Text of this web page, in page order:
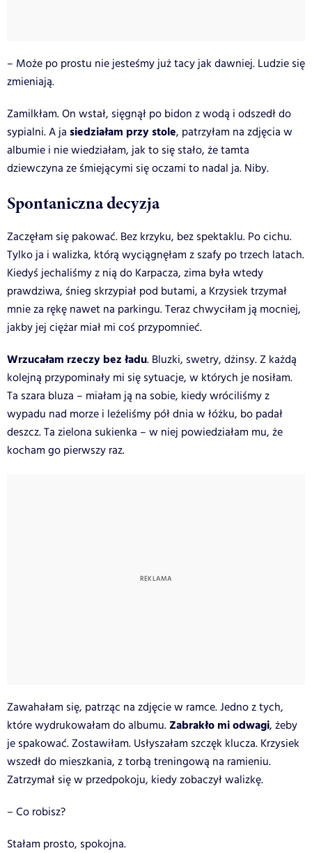
– Może po prostu nie jesteśmy już tacy jak dawniej. Ludzie się
zmieniają.
Zamilkłam. On wstał, sięgnął po bidon z wodą i odszedł do
sypialni. A ja siedziałam przy stole, patrzyłam na zdjęcia w
albumie i nie wiedziałam, jak to się stało, że tamta
dziewczyna ze śmiejącymi się oczami to nadal ja. Niby.
Spontaniczna decyzja
Zaczęłam się pakować. Bez krzyku, bez spektaklu. Po cichu.
Tylko ja i walizka, którą wyciągnęłam z szafy po trzech latach.
Kiedyś jechaliśmy z nią do Karpacza, zima była wtedy
prawdziwa, śnieg skrzypiał pod butami, a Krzysiek trzymał
mnie za rękę nawet na parkingu. Teraz chwyciłam ją mocniej,
jakby jej ciężar miał mi coś przypomnieć.
Wrzucałam rzeczy bez ładu. Bluzki, swetry, dżinsy. Z każdą
kolejną przypominały mi się sytuacje, w których je nosiłam.
Ta szara bluza – miałam ją na sobie, kiedy wróciliśmy z
wypadu nad morze i leżeliśmy pół dnia w łóżku, bo padał
deszcz. Ta zielona sukienka – w niej powiedziałam mu, że
kocham go pierwszy raz.
Zawahałam się, patrząc na zdjęcie w ramce. Jedno z tych,
które wydrukowałam do albumu. Zabrakło mi odwagi, żeby
je spakować. Zostawiłam. Usłyszałam szczęk klucza. Krzysiek
wszedł do mieszkania, z torbą treningową na ramieniu.
Zatrzymał się w przedpokoju, kiedy zobaczył walizkę.
– Co robisz?
Stałam prosto, spokojna.